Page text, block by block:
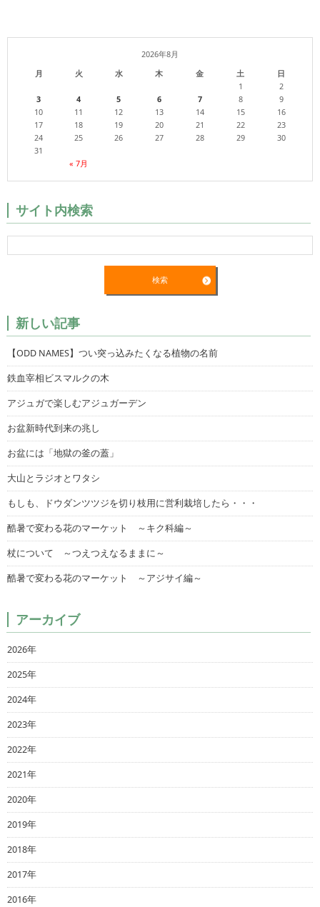
2026年8月
月
火 水 木 金 土 日
« 7月
1
2
3
4 5 6 7 8
9
10
11 12 13 14 15
16
17
18 19 20 21 22
23
24
25 26 27 28 29
30
31
サイト内検索
新しい記事
【ODD NAMES】つい突っ込みたくなる植物の名前
鉄血宰相ビスマルクの木
アジュガで楽しむアジュガーデン
お盆新時代到来の兆し
お盆には「地獄の釜の蓋」
大山とラジオとワタシ
もしも、ドウダンツツジを切り枝用に営利栽培したら・・・
酷暑で変わる花のマーケット ～キク科編～
杖について ～つえつえなるままに～
酷暑で変わる花のマーケット ～アジサイ編～
アーカイブ
2026年
2025年
2024年
2023年
2022年
2021年
2020年
2019年
2018年
2017年
2016年